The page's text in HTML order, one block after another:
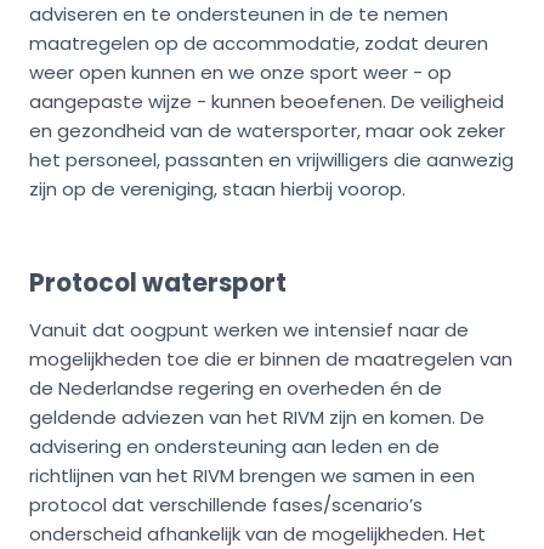
adviseren en te ondersteunen in de te nemen
maatregelen op de accommodatie, zodat deuren
weer open kunnen en we onze sport weer - op
aangepaste wijze - kunnen beoefenen. De veiligheid
en gezondheid van de watersporter, maar ook zeker
het personeel, passanten en vrijwilligers die aanwezig
zijn op de vereniging, staan hierbij voorop.
Protocol watersport
Vanuit dat oogpunt werken we intensief naar de
mogelijkheden toe die er binnen de maatregelen van
de Nederlandse regering en overheden én de
geldende adviezen van het RIVM zijn en komen. De
advisering en ondersteuning aan leden en de
richtlijnen van het RIVM brengen we samen in een
protocol dat verschillende fases/scenario’s
onderscheid afhankelijk van de mogelijkheden. Het